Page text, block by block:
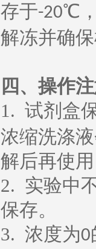
存于-20℃
解冻并确
四、操作
1. 试剂盒
浓缩洗涤
解后再使
2. 实验中
保存。
3. 浓度为0